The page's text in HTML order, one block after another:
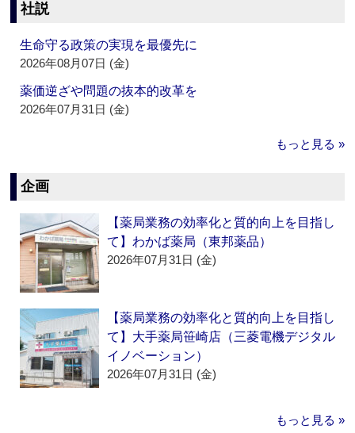
社説
生命守る政策の実現を最優先に
2026年08月07日 (金)
薬価逆ざや問題の抜本的改革を
2026年07月31日 (金)
もっと見る »
企画
【薬局業務の効率化と質的向上を目指し
て】わかば薬局（東邦薬品）
2026年07月31日 (金)
【薬局業務の効率化と質的向上を目指し
て】大手薬局笹崎店（三菱電機デジタル
イノベーション）
2026年07月31日 (金)
もっと見る »